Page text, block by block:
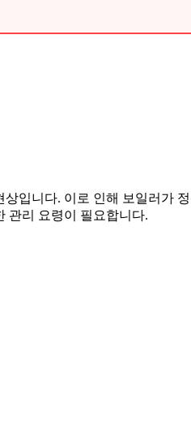
입니다. 이로 인해 보일러가
관리 요령이 필요합니다.